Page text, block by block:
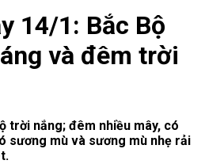
14/1: Bắc Bộ
và đêm trời
trời nắng; đêm nhiều mây, có
sương mù và sương mù nhẹ rải